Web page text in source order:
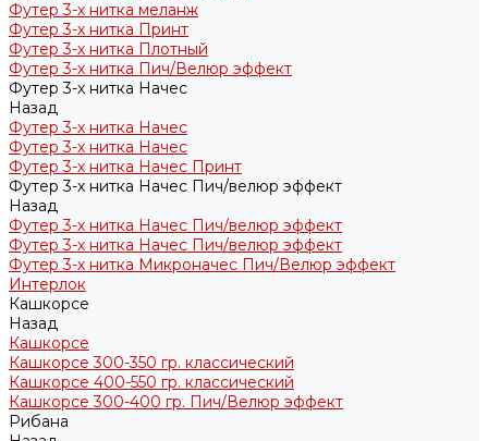
Футер 3-х нитка меланж
Футер 3-х нитка Принт
Футер 3-х нитка Плотный
Футер 3-х нитка Пич/Велюр эффект
Футер 3-х нитка Начес
Назад
Футер 3-х нитка Начес
Футер 3-х нитка Начес
Футер 3-х нитка Начес Принт
Футер 3-х нитка Начес Пич/велюр эффект
Назад
Футер 3-х нитка Начес Пич/велюр эффект
Футер 3-х нитка Начес Пич/велюр эффект
Футер 3-х нитка Микроначес Пич/Велюр эффект
Интерлок
Кашкорсе
Назад
Кашкорсе
Кашкорсе 300-350 гр. классический
Кашкорсе 400-550 гр. классический
Кашкорсе 300-400 гр. Пич/Велюр эффект
Рибана